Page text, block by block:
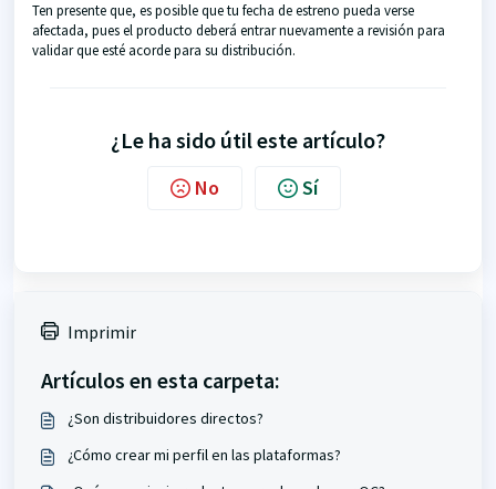
Ten presente que, es posible que tu fecha de estreno pueda verse
afectada, pues el producto deberá entrar nuevamente a revisión para
validar que esté acorde para su distribución.
¿Le ha sido útil este artículo?
No Sí
Imprimir
Artículos en esta carpeta:
¿Son distribuidores directos?
¿Cómo crear mi perfil en las plataformas?